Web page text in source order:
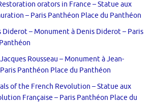
orators in France – Statue aux
– Paris Panthéon Place du Panthéon
– Monument à Denis Diderot – Paris
Rousseau – Monument à Jean-
Panthéon Place du Panthéon
of the French Revolution – Statue aux
Française – Paris Panthéon Place du